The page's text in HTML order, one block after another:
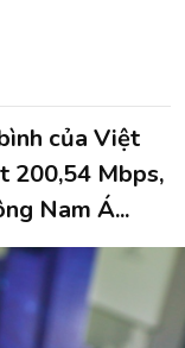
của Việt
200,54 Mbps,
Nam Á...